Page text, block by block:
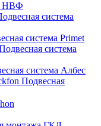
НВФ
система
система Primet
система
система Албес
Подвесная